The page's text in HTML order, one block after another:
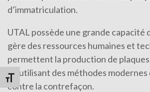
Changer la taille de la police
d’immatriculation.
UTAL possède une grande capacité
gère des ressources humaines et
permettent la production de
en utilisant des méthodes
contre la contrefaçon.